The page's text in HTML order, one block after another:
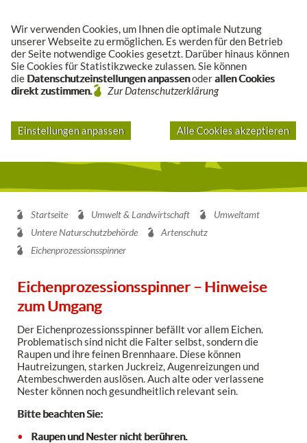
Wir verwenden Cookies, um Ihnen die optimale Nutzung
unserer Webseite zu ermöglichen. Es werden für den Betrieb
der Seite notwendige Cookies gesetzt. Darüber hinaus können
Sie Cookies für Statistikzwecke zulassen. Sie können
die Datenschutzeinstellungen anpassenoderallen Cookies
direkt zustimmen.
Zur Datenschutzerklärung
Einstellungen anpassen Alle Cookies akzeptieren
Startseite Umwelt & Landwirtschaft
Umweltamt
Untere Naturschutzbehörde
Artenschutz
Eichenprozessionsspinner
Eichenprozessionsspinner – Hinweise
zum Umgang
Der Eichenprozessionsspinner befällt vor allem Eichen.
Problematisch sind nicht die Falter selbst, sondern die
Raupen und ihre feinen Brennhaare. Diese können
Hautreizungen, starken Juckreiz, Augenreizungen und
Atembeschwerden auslösen. Auch alte oder verlassene
Nester können noch gesundheitlich relevant sein.
Bitte beachten Sie:
Raupen und Nester nicht berühren.